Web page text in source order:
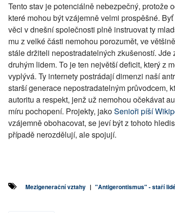
Tento stav je potenciálně nebezpečný, protože
které mohou být vzájemně velmi prospěšné.
věci v dnešní společnosti plně instruovat ty
mu z velké části nemohou porozumět, ve
stále držiteli nepostradatelných zkušeností.
druhým lidem. To je ten největší deficit, který z
vyplývá. Ty internety postrádají dimenzi naší
starší generace nepostradatelným průvodcem,
autoritu a respekt, jenž už nemohou očekávat
míru pochopení. Projekty, jakoSenioři píší
vzájemně obohacovat, se jeví být z tohoto
případě nerozdělují, ale spojují.
Mezigenerační vztahy | "Antigerontismus" - staří